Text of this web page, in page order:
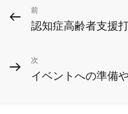
投
稿
ナ
ビ
前
の
稿
前
認知症高齢者支援
次
の
次
イベントへの準備